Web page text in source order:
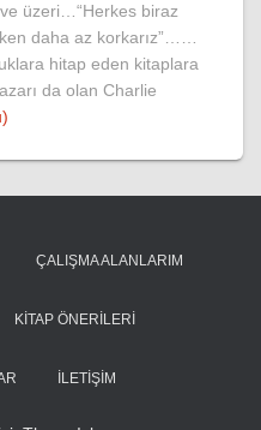
üzeri…“Herkes biraz
daha az korkarız”……
hitap eden kitaplara
da olan Charlie
ÇALIŞMA ALANLARIM
KITAP ÖNERILERI
İLETIŞIM